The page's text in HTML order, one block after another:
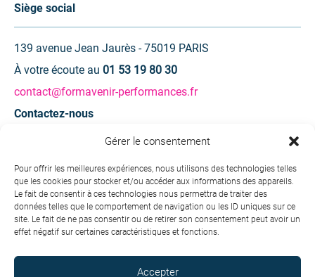
Gérer le consentement
Pour offrir les meilleures expériences, nous utilisons des technologies telles
que les cookies pour stocker et/ou accéder aux informations des appareils.
Le fait de consentir à ces technologies nous permettra de traiter des
données telles que le comportement de navigation ou les ID uniques sur ce
site. Le fait de ne pas consentir ou de retirer son consentement peut avoir un
effet négatif sur certaines caractéristiques et fonctions.
Accepter
Siège social
139 avenue Jean Jaurès - 75019 PARIS
À votre écoute au 01 53 19 80 30
contact@formavenir-performances.fr
Contactez-nous
Contactez-nous